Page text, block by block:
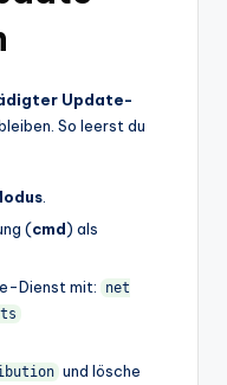
Update-
So leerst du
(cmd) als
Dienst mit:
net
und lösche